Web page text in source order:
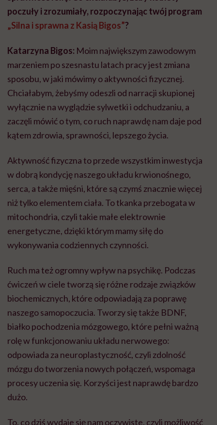
poczuły i zrozumiały, rozpoczynając twój program
„Silna i sprawna z Kasią Bigos”?
Katarzyna Bigos: Moim największym zawodowym
marzeniem po szesnastu latach pracy jest zmiana
sposobu, w jaki mówimy o aktywności fizycznej.
Chciałabym, żebyśmy odeszli od narracji skupionej
wyłącznie na wyglądzie sylwetki i odchudzaniu, a
zaczęli mówić o tym, co ruch naprawdę nam daje pod
kątem zdrowia, sprawności, lepszego życia.
Aktywność fizyczna to przede wszystkim inwestycja
w dobrą kondycję naszego układu krwionośnego,
serca, a także mięśni, które są czymś znacznie więcej
niż tylko elementem ciała. To tkanka przebogata w
mitochondria, czyli takie małe elektrownie
energetyczne, dzięki którym mamy siłę do
wykonywania codziennych czynności.
Ruch ma też ogromny wpływ na psychikę. Podczas
ćwiczeń w ciele tworzą się różne rodzaje związków
biochemicznych, które odpowiadają za poprawę
naszego samopoczucia. Tworzy się także BDNF,
białko pochodzenia mózgowego, które pełni ważną
rolę w funkcjonowaniu układu nerwowego:
odpowiada za neuroplastyczność, czyli zdolność
mózgu do tworzenia nowych połączeń, wspomaga
procesy uczenia się. Korzyści jest naprawdę bardzo
dużo.
To, co dziś wydaje się nam oczywiste, czyli możliwość